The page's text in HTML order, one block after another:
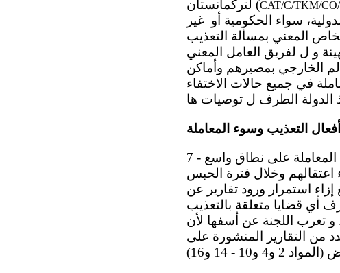
لتركمانستان (CAT/C/TKM/
سواء الحكومية أو غير
المعني بمسألة التعذيب
و ل لفريق العامل المعني
الخارجي بمصيرهم وأماكن
في جميع حالات الاختفاء
التعذيب وسوء المعاملة
7 - تشعر اللجنة بقلق بالغ إزاء الادعاءات المستمرة بشأن انتشار التعذيب وسوء المعاملة على نطاق واسع
وخلال فترة الحبس
استمرار ورود تقارير عن
أي قضايا متعلقة بالتعذيب
و تعرب اللجنة عن أسفها لأن
من التقارير المنشورة على